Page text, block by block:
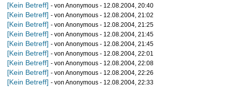
[Kein Betreff] - von Anonymous - 12.08.2004, 20:40
[Kein Betreff] - von Anonymous - 12.08.2004, 21:02
[Kein Betreff] - von Anonymous - 12.08.2004, 21:25
[Kein Betreff] - von Anonymous - 12.08.2004, 21:45
[Kein Betreff] - von Anonymous - 12.08.2004, 21:45
[Kein Betreff] - von Anonymous - 12.08.2004, 22:01
[Kein Betreff] - von Anonymous - 12.08.2004, 22:08
[Kein Betreff] - von Anonymous - 12.08.2004, 22:26
[Kein Betreff] - von Anonymous - 12.08.2004, 22:33